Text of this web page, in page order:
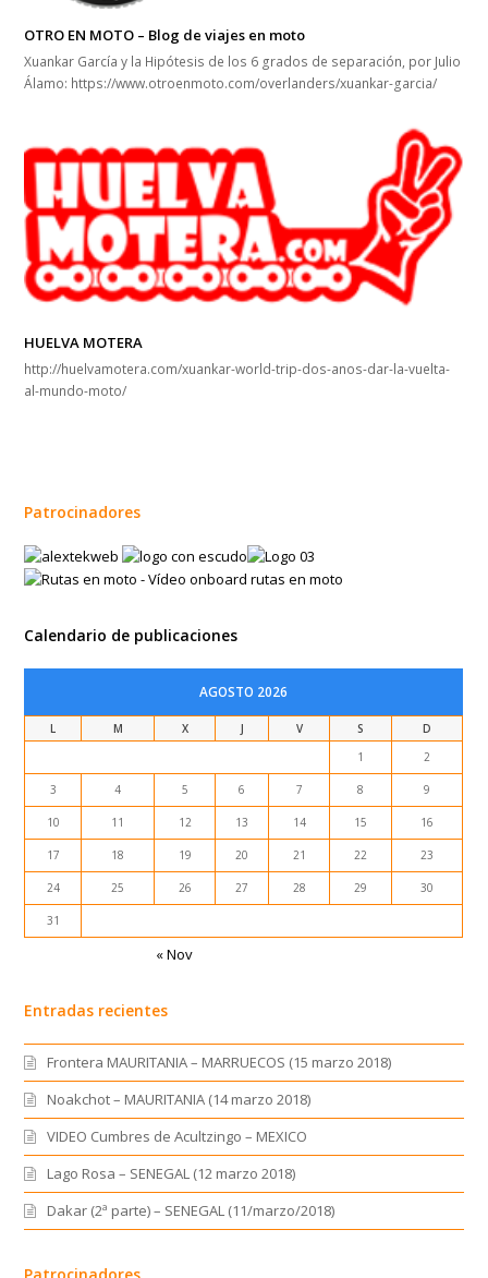
OTRO EN MOTO – Blog de viajes en moto
Xuankar García y la Hipótesis de los 6 grados de separación, por Julio
Álamo: https://www.otroenmoto.com/overlanders/xuankar-garcia/
HUELVA MOTERA
http://huelvamotera.com/xuankar-world-trip-dos-anos-dar-la-vuelta-
al-mundo-moto/
Patrocinadores
Calendario de publicaciones
AGOSTO 2026
L M X J V S
D
1
2
3 4 5 6 7 8 9
10 11 12 13 14 15 16
17 18 19 20 21 22 23
24 25 26 27 28 29 30
31
« Nov
Entradas recientes
Frontera MAURITANIA – MARRUECOS (15 marzo 2018)
Noakchot – MAURITANIA (14 marzo 2018)
VIDEO Cumbres de Acultzingo – MEXICO
Lago Rosa – SENEGAL (12 marzo 2018)
Dakar (2ª parte) – SENEGAL (11/marzo/2018)
Patrocinadores